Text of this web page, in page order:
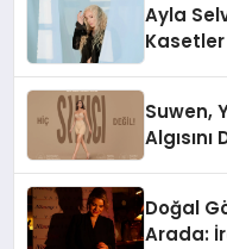
Ayla
Kasetler
Suwen,
Doğal
Arada: